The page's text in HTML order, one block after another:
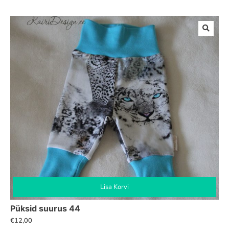
Lisa Korvi
Püksid suurus 44
€12,00